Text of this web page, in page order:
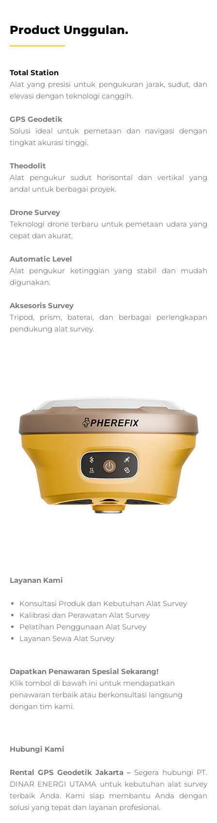
Product Unggulan.
Total Station
Alat yang presisi untuk pengukuran jarak, sudut, dan
elevasi dengan teknologi canggih.
GPS Geodetik
Solusi ideal untuk pemetaan dan navigasi dengan
tingkat akurasi tinggi.
Theodolit
Alat pengukur sudut horisontal dan vertikal yang
andal untuk berbagai proyek.
Drone Survey
Teknologi drone terbaru untuk pemetaan udara yang
cepat dan akurat.
Automatic Level
Alat pengukur ketinggian yang stabil dan mudah
digunakan.
Aksesoris Survey
Tripod, prism, baterai, dan berbagai perlengkapan
pendukung alat survey.
Layanan Kami
Konsultasi Produk dan Kebutuhan Alat Survey
Kalibrasi dan Perawatan Alat Survey
Pelatihan Penggunaan Alat Survey
Layanan Sewa Alat Survey
Dapatkan Penawaran Spesial Sekarang!
Klik tombol di bawah ini untuk mendapatkan
penawaran terbaik atau berkonsultasi langsung
dengan tim kami.
Hubungi Kami
Rental GPS Geodetik Jakarta – Segera hubungi PT.
DINAR ENERGI UTAMA untuk kebutuhan alat survey
terbaik Anda. Kami siap membantu Anda dengan
solusi yang tepat dan layanan profesional.